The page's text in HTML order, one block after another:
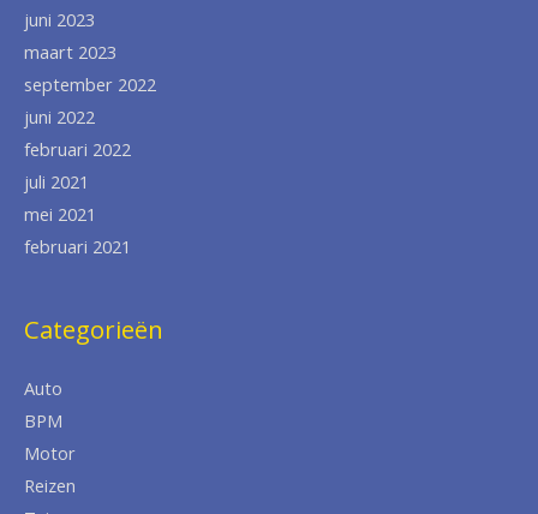
juni 2023
maart 2023
september 2022
juni 2022
februari 2022
juli 2021
mei 2021
februari 2021
Categorieën
Auto
BPM
Motor
Reizen